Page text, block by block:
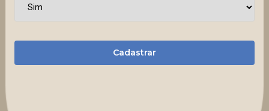
Cadastrar